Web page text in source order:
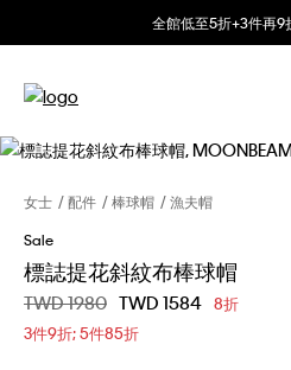
全館低至5折+3件再9
女士 配件 棒球帽
漁夫帽
Sale
標誌提花斜紋布棒球帽
價格扣減從
TWD 1980 至
TWD 1584 8折
3件9折; 5件85折